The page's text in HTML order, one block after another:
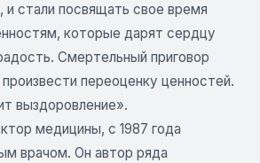
стали посвящать свое время
которые дарят сердцу
Смертельный приговор
переоценку ценностей.
выздоровление».
медицины, с 1987 года
врачом. Он автор ряда